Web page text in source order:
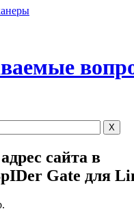
X
сайта в
Gate для